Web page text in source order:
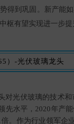
得到巩固。新产能
枢有望实现进一步提
）-光伏玻璃龙头
对光伏玻璃的技术
先水平，2020年产
。作为行业领军企